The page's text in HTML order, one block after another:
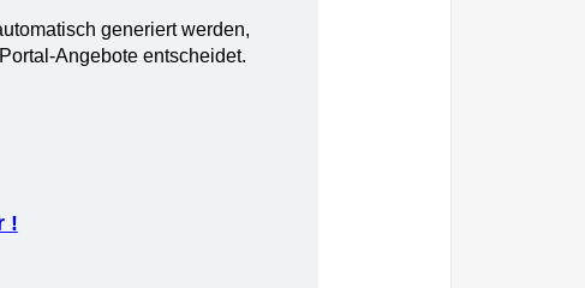
generiert werden,
Angebote entscheidet.
!